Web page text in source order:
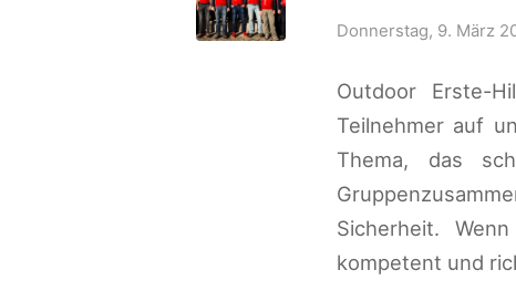
Donnerstag, 9. März
Outdoor Erste-
Teilnehmer auf
Thema, das
Sicherheit.
kompetent und